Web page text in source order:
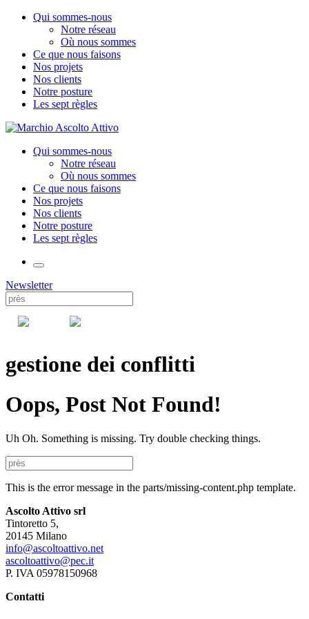
Qui sommes-nous
Notre réseau
Où nous sommes
Ce que nous faisons
Nos projets
Nos clients
Notre posture
Les sept règles
Qui sommes-nous
Notre réseau
Où nous sommes
Ce que nous faisons
Nos projets
Nos clients
Notre posture
Les sept règles
Newsletter
gestione dei conflitti
Oops, Post Not Found!
Uh Oh. Something is missing. Try double checking things.
This is the error message in the parts/missing-content.php template.
Ascolto Attivo srl
Tintoretto 5,
20145 Milano
info@ascoltoattivo.net
ascoltoattivo@pec.it
P. IVA 05978150968
Contatti